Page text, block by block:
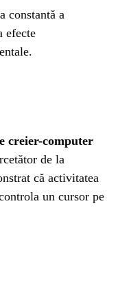
constantă a
efecte
creier-computer
de la
că activitatea
un cursor pe